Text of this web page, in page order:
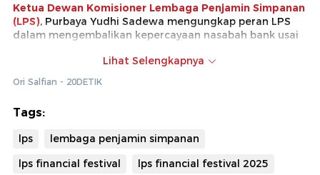
Ketua Dewan Komisioner Lembaga Penjamin Simpanan
(LPS), Purbaya Yudhi Sadewa mengungkap peran LPS
dalam mengembalikan kepercayaan nasabah bank usai
disampaikan Purbaya di dalam acara Lembaga
Penjamin Simpanan (LPS)
pertama yang digelar di Regale Internasional
terhadap seluruh kewajiban bank atau dikenal dengan
mengembalikan kepercayaan masyarakat terhadap
Lihat Selengkapnya
Ori Salfian - 20DETIK
Tags:
lps
lembaga penjamin simpanan
lps financial festival
lps financial festival 2025